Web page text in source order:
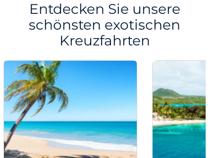
Entdecken Sie unsere
schönsten exotischen
Kreuzfahrten